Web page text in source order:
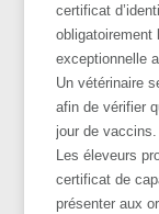
certificat
obligatoirement
exceptionnelle
Un vétérinaire
afin de vérifier
jour de vaccins.
Les éleveurs
certificat de
présenter aux